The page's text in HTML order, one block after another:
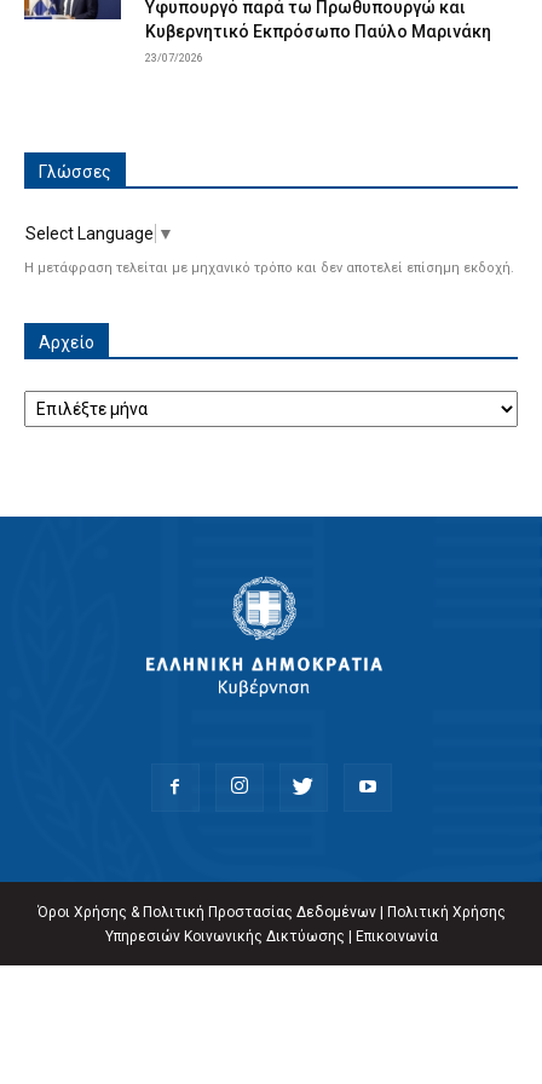
Υφυπουργό παρά τω Πρωθυπουργώ και
Κυβερνητικό Εκπρόσωπο Παύλο Μαρινάκη
23/07/2026
Γλώσσες
Select Language ▼
Η μετάφραση τελείται με μηχανικό τρόπο και δεν αποτελεί επίσημη εκδοχή.
Αρχείο
Όροι Χρήσης & Πολιτική Προστασίας Δεδομένων|
Πολιτική Χρήσης
Υπηρεσιών Κοινωνικής Δικτύωσης
Επικοινωνία